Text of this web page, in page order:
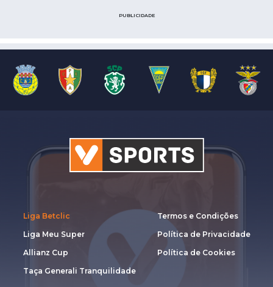
PUBLICIDADE
Liga Betclic
Liga Meu Super
Allianz Cup
Taça Generali Tranquilidade
Termos e Condições
Política de Privacidade
Política de Cookies